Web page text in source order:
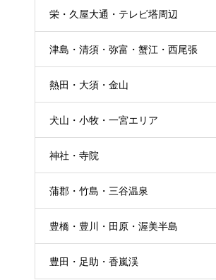
栄・久屋大通・テレビ塔周辺
津島・清須・弥富・蟹江・西尾張
熱田・大須・金山
犬山・小牧・一宮エリア
神社・寺院
蒲郡・竹島・三谷温泉
豊橋・豊川・田原・渥美半島
豊田・足助・香嵐渓